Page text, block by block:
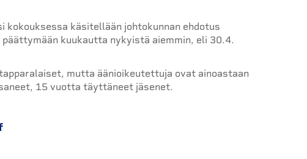
kokouksessa käsitellään johtokunnan ehdotus
kuukautta nykyistä aiemmin, eli 30.4.
mutta äänioikeutettuja ovat ainoastaan
15 vuotta täyttäneet jäsenet.